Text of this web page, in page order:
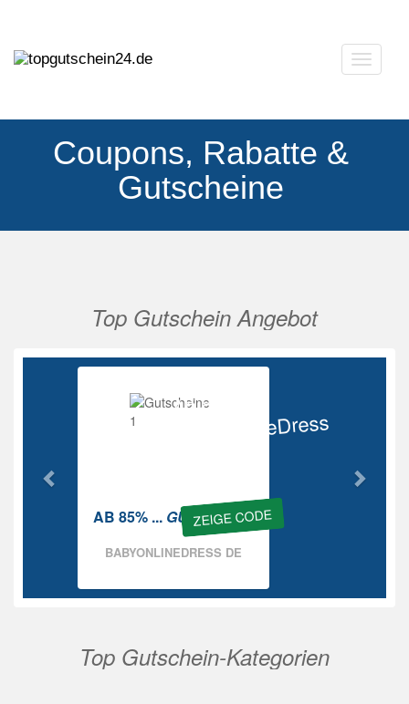
Coupons, Rabatte &
Gutscheine
Top Gutschein Angebot
Ab 85%
BabyOnlineDress
ZEIGE CODE
AB 85% ... GUTSCHEIN
BABYONLINEDRESS DE
Vorherige
Top Gutschein-Kategorien